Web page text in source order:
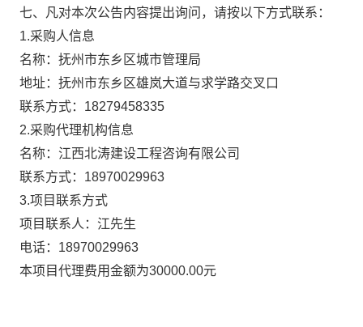
七、凡对本次公告内容提出询问，请按以下方式联系：
1.采购人信息
名称：抚州市东乡区城市管理局
地址：抚州市东乡区雄岚大道与求学路交叉口
联系方式：18279458335
2.采购代理机构信息
名称：江西北涛建设工程咨询有限公司
联系方式：18970029963
3.项目联系方式
项目联系人：江先生
电话：18970029963
本项目代理费用金额为30000.00元